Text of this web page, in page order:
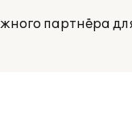
партнёра